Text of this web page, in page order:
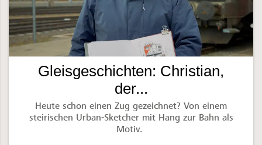
Gleisgeschichten: Christian,
der...
Heute schon einen Zug gezeichnet? Von einem
steirischen Urban-Sketcher mit Hang zur Bahn als
Motiv.